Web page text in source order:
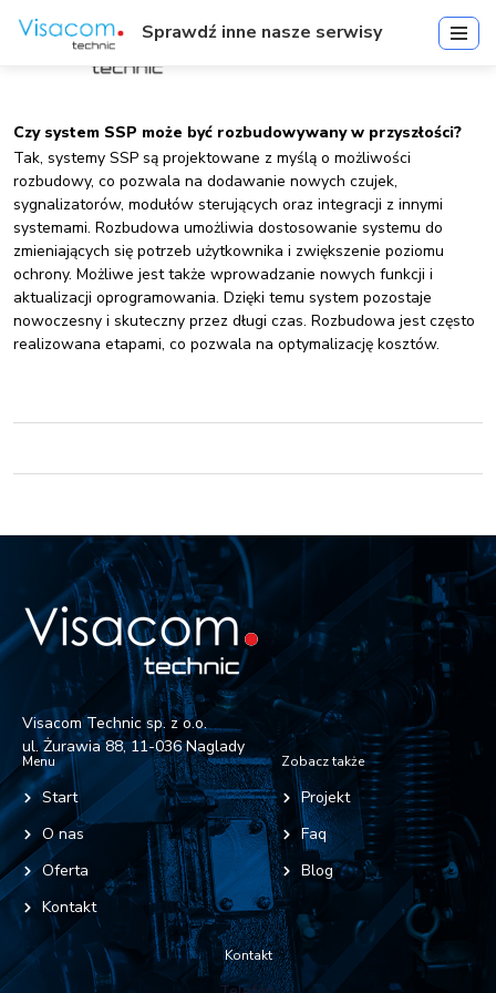
Czy system SSP może być rozbudowywany w przyszłości?
Tak, systemy SSP są projektowane z myślą o możliwości
rozbudowy, co pozwala na dodawanie nowych czujek,
sygnalizatorów, modułów sterujących oraz integracji z innymi
systemami. Rozbudowa umożliwia dostosowanie systemu do
zmieniających się potrzeb użytkownika i zwiększenie poziomu
ochrony. Możliwe jest także wprowadzanie nowych funkcji i
aktualizacji oprogramowania. Dzięki temu system pozostaje
nowoczesny i skuteczny przez długi czas. Rozbudowa jest często
realizowana etapami, co pozwala na optymalizację kosztów.
Visacom Technic sp. z o.o.
ul. Żurawia 88, 11-036 Naglady
Menu
Start
O nas
Oferta
Kontakt
Zobacz także
Projekt
Faq
Blog
Kontakt
Sprawdź inne nasze serwisy